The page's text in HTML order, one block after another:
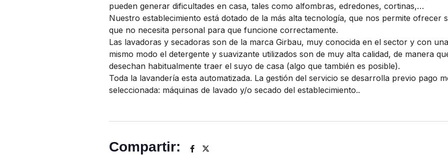
pueden generar dificultades en casa, tales como alfombras, edredones, cortinas,…
Nuestro establecimiento está dotado de la más alta tecnología, que nos permite ofrecer
que no necesita personal para que funcione correctamente.
Las lavadoras y secadoras son de la marca Girbau, muy conocida en el sector y con
mismo modo el detergente y suavizante utilizados son de muy alta calidad, de manera
desechan habitualmente traer el suyo de casa (algo que también es posible).
Toda la lavandería esta automatizada. La gestión del servicio se desarrolla previo pago
seleccionada: máquinas de lavado y/o secado del establecimiento..
Compartir: